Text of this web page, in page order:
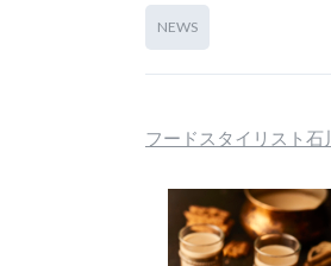
NEWS
フードスタイリスト